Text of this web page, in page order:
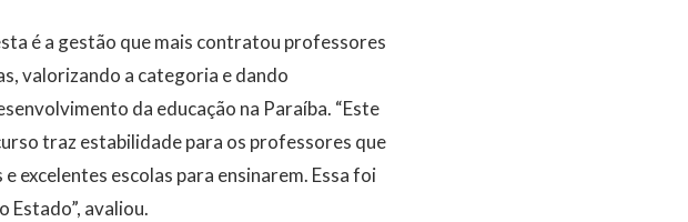
é a gestão que mais contratou professores
valorizando a categoria e dando
da educação na Paraíba. “Este
traz estabilidade para os professores que
excelentes escolas para ensinarem. Essa foi
Estado”, avaliou.